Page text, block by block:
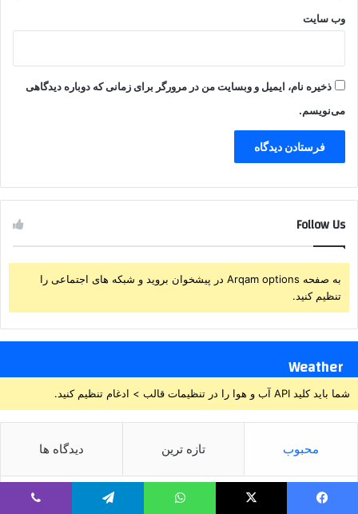
وب‌ سایت
ذخیره نام، ایمیل و وبسایت من در مرورگر برای زمانی که دوباره دیدگاهی
می‌نویسم.
Follow Us
به صفحه Arqam options در پیشخوان بروید و شبکه های اجتماعی را
تنظیم کنید.
Weather
شما باید کلید API آب و هوا را در تنظیمات قالب > ادغام تنظیم کنید.
محبوب تازه ترین دیدگاه ها
تشییع پیکر مطهر آقای شهید ایران